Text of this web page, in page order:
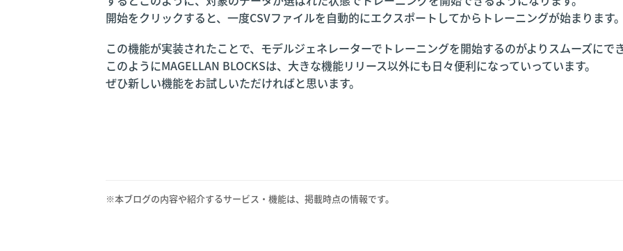
開始をクリックすると、一度CSVファイルを自動的にエクスポートしてからトレーニングが始まります。
この機能が実装されたことで、モデルジェネレーターでトレーニングを開始するのがよりスムーズにで
このようにMAGELLAN BLOCKSは、大きな機能リリース以外にも日々便利になっていっています。
ぜひ新しい機能をお試しいただければと思います。
※本ブログの内容や紹介するサービス・機能は、掲載時点の情報です。